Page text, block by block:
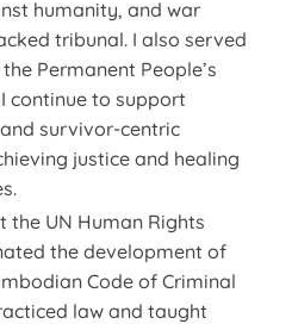
humanity, and war
tribunal. I also served
Permanent People’s
continue to support
survivor-centric
justice and healing
the UN Human Rights
the development of
Code of Criminal
law and taught